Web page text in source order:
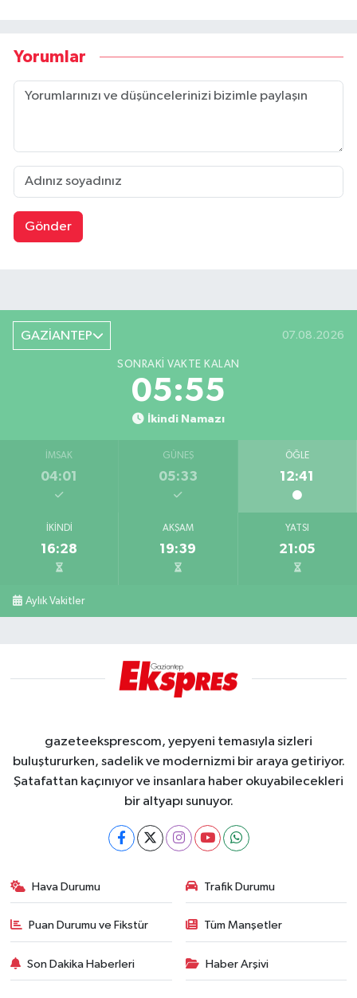
Yorumlar
Gönder
GAZİANTEP 07.08.2026
SONRAKI VAKTE KALAN
05:55
İkindi Namazı
İMSAK
04:01
GÜNEŞ
05:33
ÖĞLE
12:41
İKINDI
16:28
AKŞAM
19:39
YATSI
21:05
Aylık Vakitler
gazeteeksprescom, yepyeni temasıyla sizleri
buluştururken, sadelik ve modernizmi bir araya getiriyor.
Şatafattan kaçınıyor ve insanlara haber okuyabilecekleri
bir altyapı sunuyor.
Hava Durumu Trafik Durumu
Puan Durumu ve Fikstür Tüm Manşetler
Son Dakika Haberleri Haber Arşivi